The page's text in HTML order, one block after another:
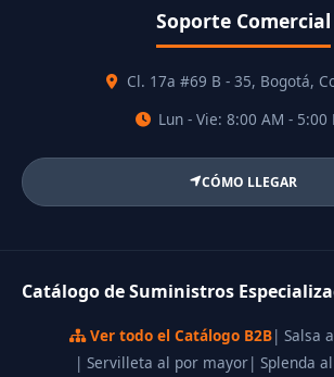
Soporte Comercial
Cl. 17a #69 B - 35, Bogotá,
Lun - Vie: 8:00 AM - 5:00
CÓMO LLEGAR
Catálogo de Suministros
Ver todo el Catálogo B2B| Salsa
| Servilleta al por mayor| Splenda